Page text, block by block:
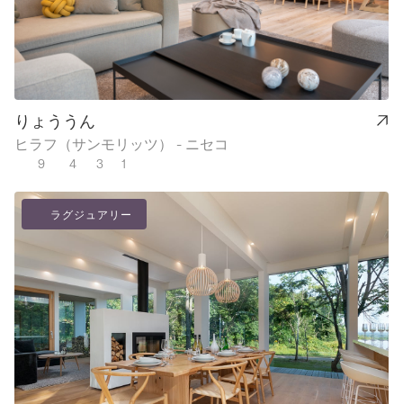
りょううん
ヒラフ（サンモリッツ） - ニセコ
9 4 3 1
ラグジュアリー